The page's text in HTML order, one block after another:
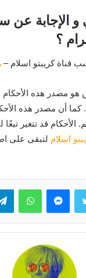
و الإجابة عن
قناة كريبتو اسلام –
هو مصدر هذه الأحكام
أن مصدر هذه
قد تتغير تبعًا
اسلام لتبقى على
تويتر ماسنجر